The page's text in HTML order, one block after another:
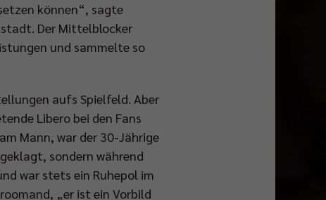
können“, sagte
Der Mittelblocker
und sammelte so
aufs Spielfeld. Aber
Libero bei den Fans
Mann, war der 30-Jährige
sondern während
war stets ein Ruhepol im
„er ist ein Vorbild